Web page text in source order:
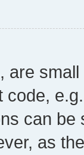
are
code,
can
as